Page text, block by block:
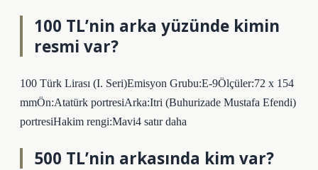
100 TL’nin arka yüzünde kimin
resmi var?
100 Türk Lirası (I. Seri)Emisyon Grubu:E-9Ölçüler:72 x 154
mmÖn:Atatürk portresiArka:Itri (Buhurizade Mustafa Efendi)
portresiHakim rengi:Mavi4 satır daha
500 TL’nin arkasında kim var?